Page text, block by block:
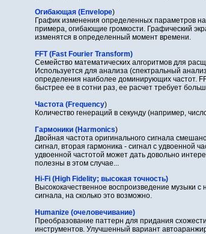
Огибающая (Envelope)
График изменения определенных параметров
примера, огибающие громкости. Графический
изменятся в определенный момент времени.
FFT (Fast Fourier Transform)
Семейство математических алгоритмов для
Используется для анализа (спектральный
определения наиболее доминирующих частот.
быстрее ее в сотни раз, ее расчет требует
Частота (Frequency)
Количество генераций в секунду (например,
Гармоники (Harmonics)
Двойная частота оригинального сигнала
сигнал, вторая гармоника - сигнал с удвоенной
удвоенной частотой может дать довольно
полезны в этом случае...
Hi-Fi (High Fidelity; высокая точность)
Высококачественное воспроизведение музыки
сигнала, на сколько это возможно.
Humanize (очеловечивание)
Преобразование паттерн для придания
инструментов. Улучшенный вариант